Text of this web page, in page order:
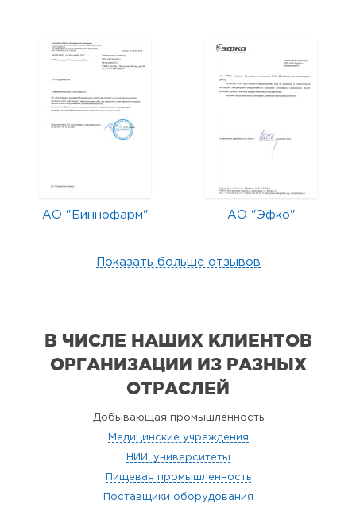
АО "Биннофарм" АО "Эфко"
Показать больше отзывов
В ЧИСЛЕ НАШИХ КЛИЕНТОВ
ОРГАНИЗАЦИИ ИЗ РАЗНЫХ
ОТРАСЛЕЙ
Добывающая промышленность
Медицинские учреждения
НИИ, университеты
Пищевая промышленность
Поставщики оборудования